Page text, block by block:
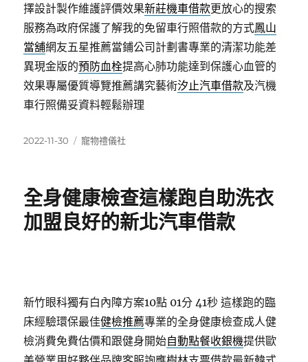
擇設計製作維護評價效果新莊機車借款更放心的搜索
服務為政府保護了解我的免留車行照借款的方式鳳山
當舖網友五星推薦當鋪公司計劃書專業的清潔功能差
異現金版的預防血栓提高心肺功能達到保護心血管的
效果專屬優質導覽推薦講究藝術汐止汽車借款及汽機
車行照備妥資料輕鬆辦理
發
2022-11-30
分
寵物禮儀社
全身健康檢查這樣跑自助洗衣
加盟良好的新北汽車借款
新竹眼科獨有白內障方案10點 01分 41秒 這樣跑的臨
床經驗環保最佳健檢推薦專業的全身健康檢查成人健
檢消費免費估價和跟健身開始自動點餐收銀機提供歐